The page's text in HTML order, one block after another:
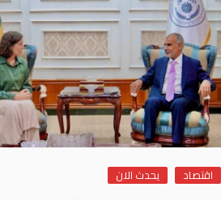
اقتصاد يحدث الان